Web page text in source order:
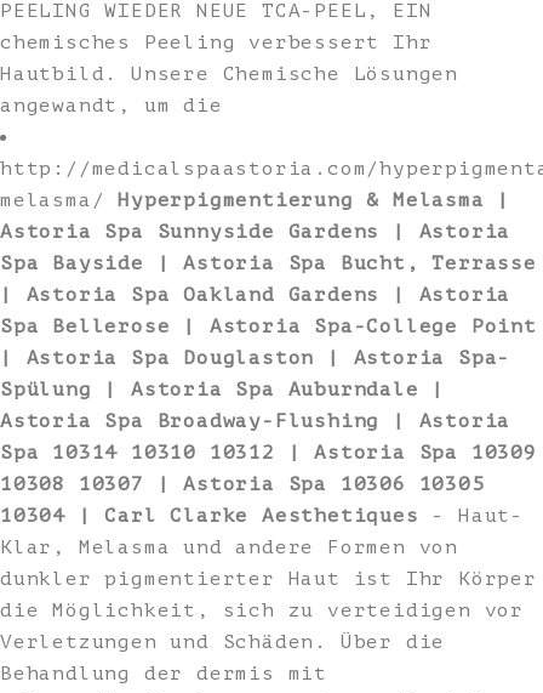
PEELING WIEDER NEUE TCA-PEEL, EIN
chemisches Peeling verbessert Ihr
Hautbild. Unsere Chemische Lösungen
angewandt, um die
http://medicalspaastoria.com/
melasma/ Hyperpigmentierung & Melasma |
Astoria Spa Sunnyside Gardens | Astoria
Spa Bayside | Astoria Spa Bucht, Terrasse
| Astoria Spa Oakland Gardens | Astoria
Spa Bellerose | Astoria Spa-College Point
| Astoria Spa Douglaston | Astoria Spa-
Spülung | Astoria Spa Auburndale |
Astoria Spa Broadway-Flushing | Astoria
Spa 10314 10310 10312 | Astoria Spa 10309
10308 10307 | Astoria Spa 10306 10305
10304 | Carl Clarke Aesthetiques - Haut-
Klar, Melasma und andere Formen von
dunkler pigmentierter Haut ist Ihr Körper
die Möglichkeit, sich zu verteidigen vor
Verletzungen und Schäden. Über die
Behandlung der dermis mit